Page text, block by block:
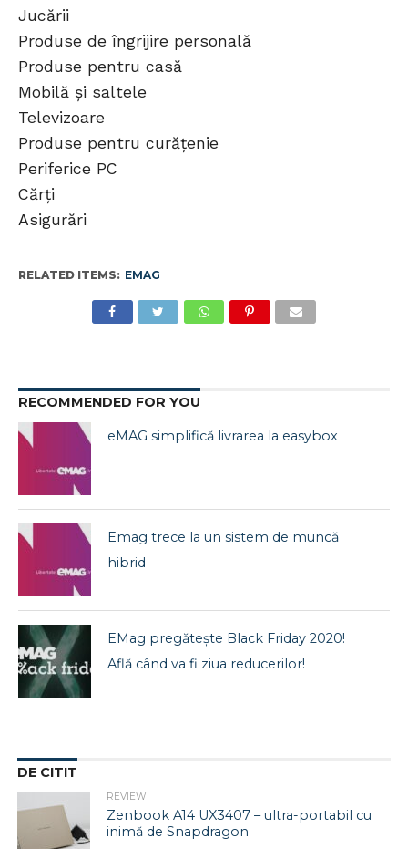
Jucării
Produse de îngrijire personală
Produse pentru casă
Mobilă și saltele
Televizoare
Produse pentru curățenie
Periferice PC
Cărți
Asigurări
RELATED ITEMS: EMAG
RECOMMENDED FOR YOU
eMAG simplifică livrarea la easybox
Emag trece la un sistem de muncă
hibrid
EMag pregătește Black Friday 2020!
Află când va fi ziua reducerilor!
DE CITIT
REVIEW
Zenbook A14 UX3407 – ultra-portabil cu
inimă de Snapdragon